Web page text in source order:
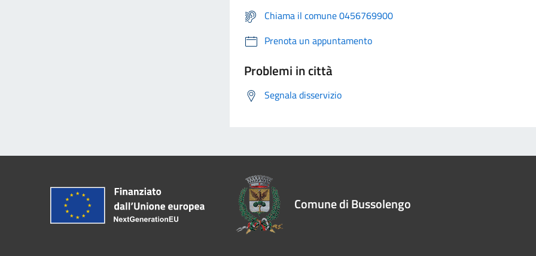
Chiama il comune 0456769900
Prenota un appuntamento
Problemi in città
Segnala disservizio
Comune di Bussolengo